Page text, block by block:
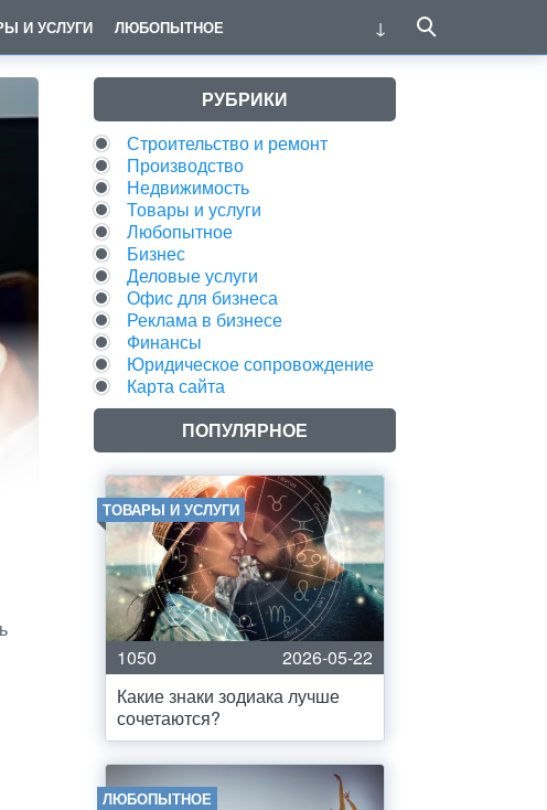
И УСЛУГИ ЛЮБОПЫТНОЕ
РУБРИКИ
Строительство и ремонт
Производство
Недвижимость
Товары и услуги
Любопытное
Бизнес
Деловые услуги
Офис для бизнеса
Реклама в бизнесе
Финансы
Юридическое сопровождение
Карта сайта
ПОПУЛЯРНОЕ
ТОВАРЫ И УСЛУГИ
1050
2026-05-22
Какие знаки зодиака лучше
сочетаются?
ЛЮБОПЫТНОЕ